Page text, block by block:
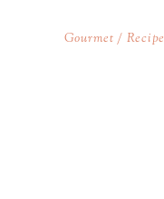
Gourmet / Recipe